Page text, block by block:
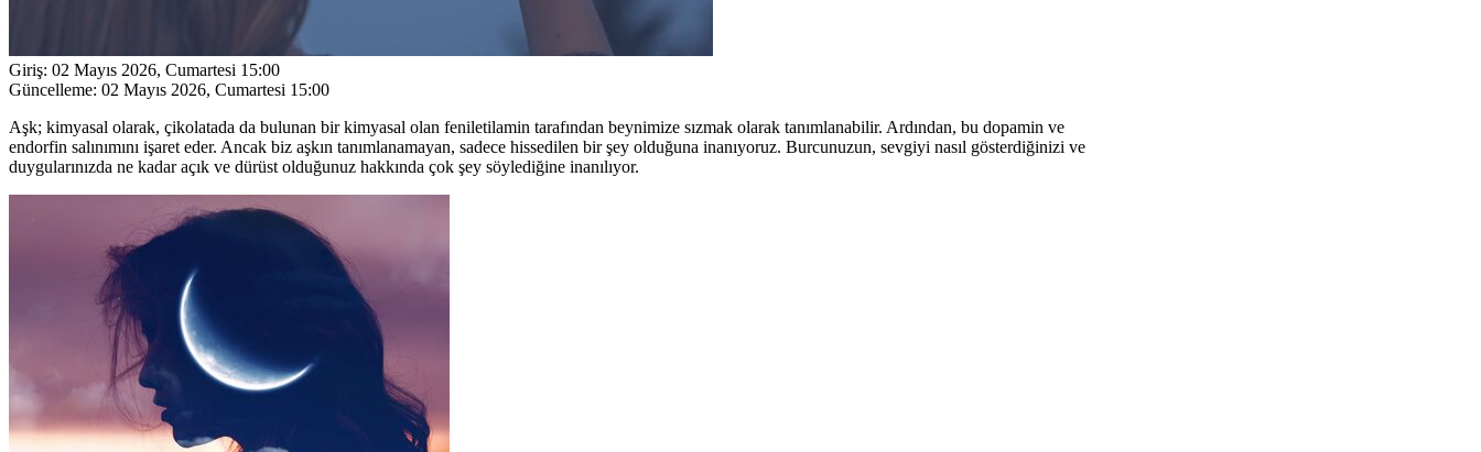
Giriş: 02 Mayıs 2026, Cumartesi 15:00
Güncelleme: 02 Mayıs 2026, Cumartesi 15:00
Aşk; kimyasal olarak, çikolatada da bulunan bir kimyasal olan feniletilamin tarafından beynimize sızmak olarak tanımlanabilir. Ardından, bu dopamin ve
endorfin salınımını işaret eder. Ancak biz aşkın tanımlanamayan, sadece hissedilen bir şey olduğuna inanıyoruz. Burcunuzun, sevgiyi nasıl gösterdiğinizi ve
duygularınızda ne kadar açık ve dürüst olduğunuz hakkında çok şey söylediğine inanılıyor.